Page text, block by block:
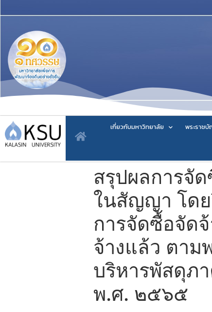
เกี่ยวกับมหาวิทยาลัย พระราช
สรุปผลการจั
ในสัญญา โดย
การจัดซื้อจัด
จ้างแล้ว ตาม
บริหารพัสดุภ
พ.ศ. ๒๕๖๕